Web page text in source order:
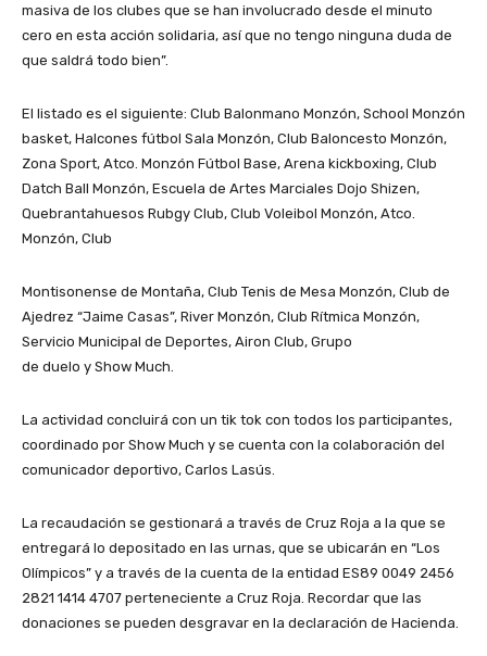
masiva de los clubes que se han involucrado desde el minuto
cero en esta acción solidaria, así que no tengo ninguna duda de
que saldrá todo bien”.
El listado es el siguiente: Club Balonmano Monzón, School Monzón
basket, Halcones fútbol Sala Monzón, Club Baloncesto Monzón,
Zona Sport, Atco. Monzón Fútbol Base, Arena kickboxing, Club
Datch Ball Monzón, Escuela de Artes Marciales Dojo Shizen,
Quebrantahuesos Rubgy Club, Club Voleibol Monzón, Atco.
Monzón, Club
Montisonense de Montaña, Club Tenis de Mesa Monzón, Club de
Ajedrez “Jaime Casas”, River Monzón, Club Rítmica Monzón,
Servicio Municipal de Deportes, Airon Club, Grupo
de duelo y Show Much.
La actividad concluirá con un tik tok con todos los participantes,
coordinado por Show Much y se cuenta con la colaboración del
comunicador deportivo, Carlos Lasús.
La recaudación se gestionará a través de Cruz Roja a la que se
entregará lo depositado en las urnas, que se ubicarán en “Los
Olímpicos” y a través de la cuenta de la entidad ES89 0049 2456
2821 1414 4707 perteneciente a Cruz Roja. Recordar que las
donaciones se pueden desgravar en la declaración de Hacienda.